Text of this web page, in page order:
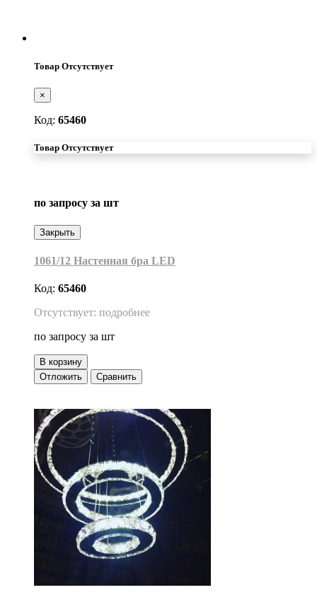
Товар Отсутствует
×
Код: 65460
Товар Отсутствует
по запросу за шт
Закрыть
1061/12 Настенная бра LED
Код: 65460
Отсутствует: подробнее
по запросу за шт
В корзину
Отложить
Сравнить